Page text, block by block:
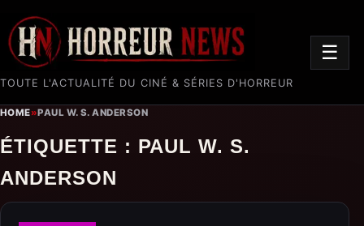
TOUTE L'ACTUALITÉ DU CINÉ & SÉRIES D'HORREUR
☰
HOME»PAUL W. S. ANDERSON
ÉTIQUETTE : PAUL W. S.
ANDERSON